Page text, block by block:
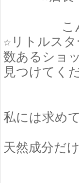
こんに
☆リトルス
数あるショ
見つけてく
私には求め
天然成分だ